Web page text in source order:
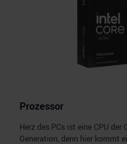
Prozessor
Herz des PCs ist eine CPU der
Generation, denn hier kommt